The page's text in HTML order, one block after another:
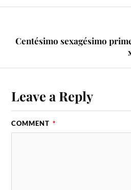
Centésimo sexagésimo
Leave a Reply
COMMENT *